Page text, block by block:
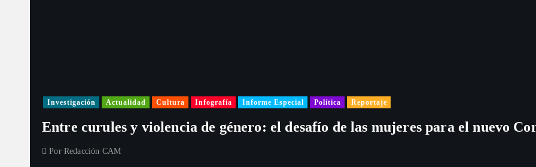
Investigación Actualidad Cultura Infografía Informe Especial Política Reportaje
Entre curules y violencia de género: el desafío de las mujeres para el nuevo
Por Redacción CAM